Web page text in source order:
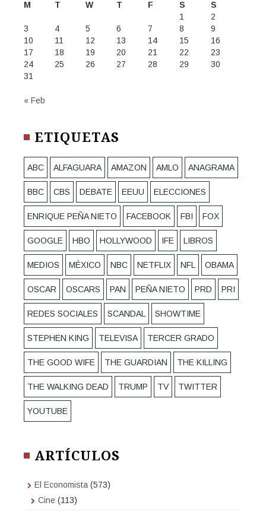
M
T W T F S
S
1
2
3
4 5 6 7 8
9
10
11 12 13 14 15
16
17
18 19 20 21 22
23
24
25 26 27 28 29
30
31
« Feb
ETIQUETAS
ABC ALFAGUARA AMAZON AMLO ANAGRAMA
BBC CBS DEBATE EEUU ELECCIONES
ENRIQUE PEÑA NIETO FACEBOOK FBI FOX
GOOGLE HBO HOLLYWOOD IFE LIBROS
MEDIOS MÉXICO NBC NETFLIX NFL OBAMA
OSCAR OSCARS PAN PEÑA NIETO PRD PRI
REDES SOCIALES SCANDAL SHOWTIME
STEPHEN KING TELEVISA TERCER GRADO
THE GOOD WIFE THE GUARDIAN THE KILLING
THE WALKING DEAD TRUMP TV TWITTER
YOUTUBE
ARTÍCULOS
El Economista (573)
Cine (113)